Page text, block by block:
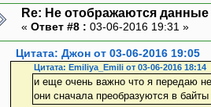
Re: Не отображаются
« Ответ #8 : 03-06-2016 19:31 »
Цитата: Джон от 03-06-2016 19:05
Цитата: Emiliya_Emili от 03-06-2016 18:14
и еще очень важно что я передаю
они сначала преобразуются в